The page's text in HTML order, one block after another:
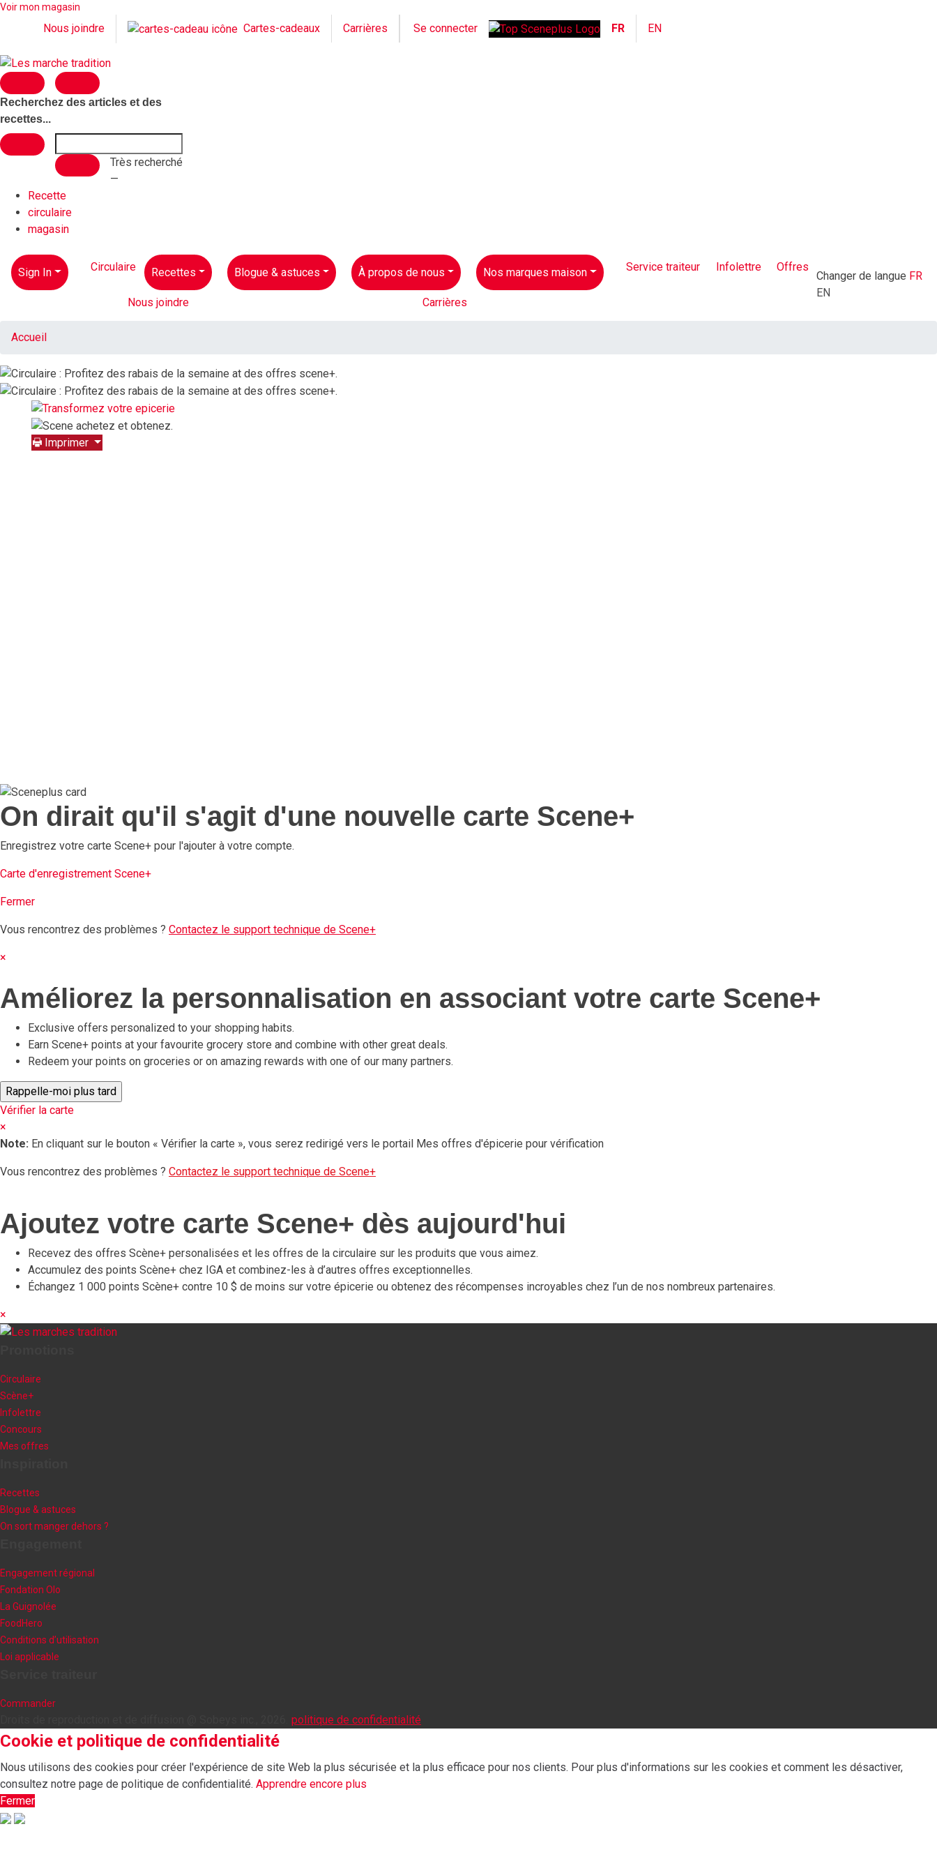
Voir mon magasin
Nous joindre Cartes-cadeaux Carrières Se connecter FR EN
Recherchez des articles et des
recettes...
Très recherché
—
Recette
circulaire
magasin
Sign In Circulaire Recettes Blogue & astuces À propos de nous Nos marques maison Service traiteur Infolettre Offres
Nous joindre Carrières
Changer de langue FR
EN
Accueil
Imprimer
On dirait qu'il s'agit d'une nouvelle carte Scene+
Enregistrez votre carte Scene+ pour l'ajouter à votre compte.
Carte d'enregistrement Scene+
Fermer
Vous rencontrez des problèmes ? Contactez le support technique de Scene+
×
Améliorez la personnalisation en associant votre carte Scene+
Exclusive offers personalized to your shopping habits.
Earn Scene+ points at your favourite grocery store and combine with other great deals.
Redeem your points on groceries or on amazing rewards with one of our many partners.
Vérifier la carte
×
Note: En cliquant sur le bouton « Vérifier la carte », vous serez redirigé vers le portail Mes offres d'épicerie pour vérification
Vous rencontrez des problèmes ? Contactez le support technique de Scene+
Ajoutez votre carte Scene+ dès aujourd'hui
Recevez des offres Scène+ personalisées et les offres de la circulaire sur les produits que vous aimez.
Accumulez des points Scène+ chez IGA et combinez-les à d’autres offres exceptionnelles.
Échangez 1 000 points Scène+ contre 10 $ de moins sur votre épicerie ou obtenez des récompenses incroyables chez l’un de nos nombreux partenaires.
×
Circulaire
Scène+
Infolettre
Concours
Mes offres
Recettes
Blogue & astuces
On sort manger dehors ?
Engagement régional
Fondation Olo
La Guignolée
FoodHero
Conditions d’utilisation
Loi applicable
Commander
politique de confidentialité
Cookie et politique de confidentialité
Nous utilisons des cookies pour créer l'expérience de site Web la plus sécurisée et la plus efficace pour nos clients. Pour plus d'informations sur les cookies et comment les désactiver,
consultez notre page de politique de confidentialité. Apprendre encore plus
Fermer